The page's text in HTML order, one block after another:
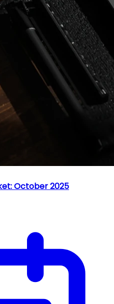
October 2025